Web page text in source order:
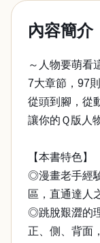
內容簡介
～人物要萌看
7大章節，97則
從頭到腳，從
讓你的Ｑ版人
【本書特色】
◎漫畫老手經
區，直通達人
◎跳脫艱澀的
正、側、背面